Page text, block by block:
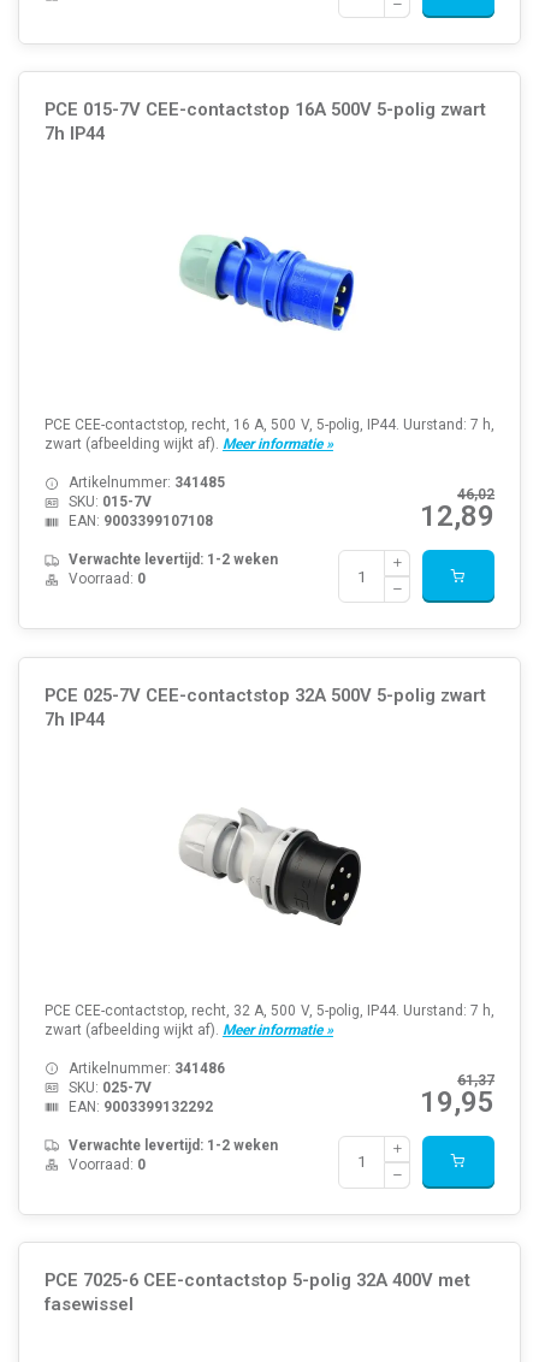
PCE 015-7V CEE-contactstop 16A 500V 5-polig zwart
7h IP44
PCE CEE-contactstop, recht, 16 A, 500 V, 5-polig, IP44. Uurstand: 7 h,
zwart (afbeelding wijkt af). Meer informatie »
46,02
12,89
Artikelnummer: 341485
SKU: 015-7V
EAN: 9003399107108
Verwachte levertijd: 1-2 weken
Voorraad: 0
PCE 025-7V CEE-contactstop 32A 500V 5-polig zwart
7h IP44
PCE CEE-contactstop, recht, 32 A, 500 V, 5-polig, IP44. Uurstand: 7 h,
zwart (afbeelding wijkt af). Meer informatie »
61,37
19,95
Artikelnummer: 341486
SKU: 025-7V
EAN: 9003399132292
Verwachte levertijd: 1-2 weken
Voorraad: 0
PCE 7025-6 CEE-contactstop 5-polig 32A 400V met
fasewissel